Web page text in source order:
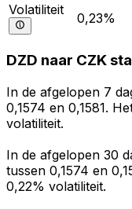
Volatiliteit
0,23%
DZD naar CZK
In de afgelopen 7
0,1574 en 0,1581.
volatiliteit.
In de afgelopen 30
tussen 0,1574 en
0,22% volatiliteit.